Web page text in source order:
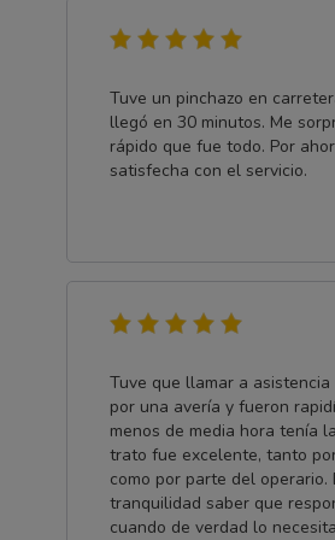
Tuve un pinchazo en
llegó en 30 minutos. Me
rápido que fue todo. Por
satisfecha con el servicio.
Tuve que llamar a
por una avería y fueron
menos de media hora tenía
trato fue excelente, tanto
como por parte del operario.
tranquilidad saber que
cuando de verdad lo